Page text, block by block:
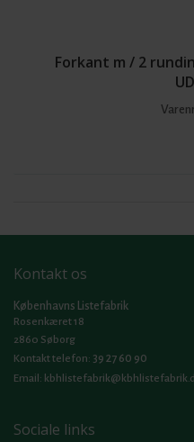
Forkant m / 2
Kontakt os
Københavns Listefabrik
Rosenkæret 18
2860 Søborg
Kontakt telefon: 39 27 60 90
Email:
Sociale links